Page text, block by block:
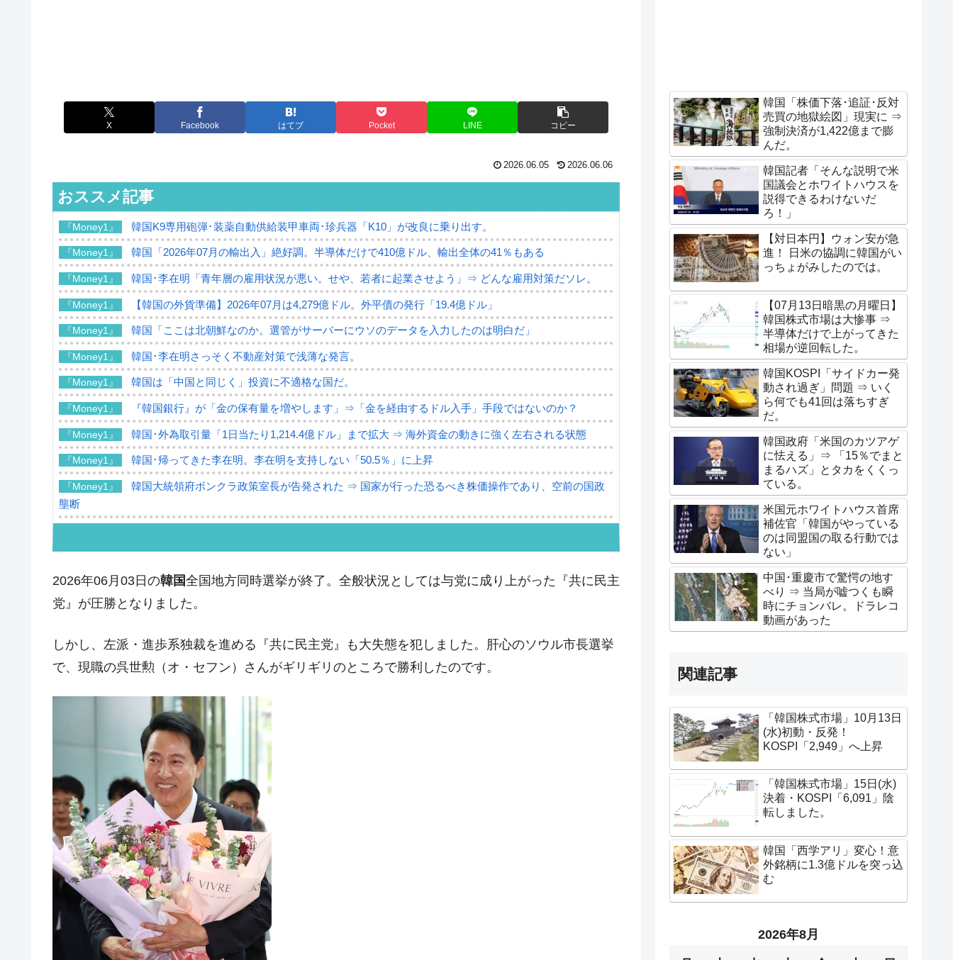
X Facebook はてブ Pocket LINE コピー
2026.06.05 2026.06.06
おススメ記事
『Money1』 韓国K9専用砲弾･装薬自動供給装甲車両･珍兵器「K10」が改良に乗り出す。
『Money1』 韓国「2026年07月の輸出入」絶好調。半導体だけで410億ドル、輸出全体の41％もある
『Money1』 韓国･李在明「青年層の雇用状況が悪い。せや、若者に起業させよう」⇒ どんな雇用対策だソレ。
『Money1』 【韓国の外貨準備】2026年07月は4,279億ドル。外平債の発行「19.4億ドル」
『Money1』 韓国「ここは北朝鮮なのか。選管がサーバーにウソのデータを入力したのは明白だ」
『Money1』 韓国･李在明さっそく不動産対策で浅薄な発言。
『Money1』 韓国は「中国と同じく」投資に不適格な国だ。
『Money1』 『韓国銀行』が「金の保有量を増やします」⇒「金を経由するドル入手」手段ではないのか？
『Money1』 韓国･外為取引量「1日当たり1,214.4億ドル」まで拡大 ⇒ 海外資金の動きに強く左右される状態
『Money1』 韓国･帰ってきた李在明。李在明を支持しない「50.5％」に上昇
『Money1』
韓国大統領府ボンクラ政策室長が告発された ⇒ 国家が行った恐るべき株価操作であり、空前の国政
壟断
中国だけが鉄鋼輸出を異常増加させる ⇒ 中国の過剰生産が世界を蝕む。
『Money1』 韓国製造業「半導体絶好調」のウラで他業種は全般的「不調」⇒ PSIが示す現況は決して良くない。
『Money1』 【米韓激突案件】韓国消費者院が『クーパン』1人当たり賠償10万ウォンを認定 ⇒ 総額3兆7,000億
『Money1』 韓国型イージス搭載の次世代駆逐艦「KDDX」1番艦、2032年竣工と公示
韓国政府『BYD』車への補助金を全廃 ⇒ 実は韓国で『BYD』車は売れている。6カ月で対前年同期比
『Money1』
在韓米国大使スティールが着韓！⇒ さっそく空港に詰めかけ「出て行け！」「極右勢力」のプラカー
ドを掲げる「在韓反米勢力」
『Money1』 韓国政府「2035年までに18.4GW規模のAIデータセンター整備」⇒ だから無理だってば。
『Money1』 JPモルガン「韓国レバレッジETFの清算はほぼ終わった」
『Money1』 韓国『国民年金公団』株価暴落で200兆蒸発。
『Money1』 韓国政府「ニセＫ-ブランドを通報しようキャンペーン」⇒ あの名物教授も登場！
『Money1』 韓国「橋が落ちました」⇒ 耐久性「なさすぎ」では。
『Money1』 韓国鉄鋼最大手『POSCO』ズブズブ沈む。営業利益80.2％も減少
『Money1』
米国下院「韓国の公務員個人をターゲットにぶん殴る法案」提出！⇒ クーパン問題は合衆国企業に対
2026年06月03日の韓国全国地方同時選挙が終了。全般状況としては与党に成り上がった『共に民主
党』が圧勝となりました。
しかし、左派・進歩系独裁を進める『共に民主党』も大失態を犯しました。肝心のソウル市長選挙
で、現職の呉世勲（オ・セフン）さんがギリギリのところで勝利したのです。
韓国「株価下落･追証･反対
売買の地獄絵図」現実に ⇒
強制決済が1,422億まで膨
んだ。
韓国記者「そんな説明で米
国議会とホワイトハウスを
説得できるわけないだ
ろ！」
【対日本円】ウォン安が急
進！ 日米の協調に韓国がい
っちょがみしたのでは。
【07月13日暗黒の月曜日】
韓国株式市場は大惨事 ⇒
半導体だけで上がってきた
相場が逆回転した。
韓国KOSPI「サイドカー発
動され過ぎ」問題 ⇒ いく
ら何でも41回は落ちすぎ
だ。
韓国政府「米国のカツアゲ
に怯える」⇒ 「15％でまと
まるハズ」とタカをくくっ
ている。
米国元ホワイトハウス首席
補佐官「韓国がやっている
のは同盟国の取る行動では
ない」
中国･重慶市で驚愕の地す
べり ⇒ 当局が嘘つくも瞬
時にチョンバレ。ドラレコ
動画があった
関連記事
「韓国株式市場」10月13日
(水)初動・反発！
KOSPI「2,949」へ上昇
「韓国株式市場」15日(水)
決着・KOSPI「6,091」陰
転しました。
韓国「西学アリ」変心！意
外銘柄に1.3億ドルを突っ込
む
2026年8月